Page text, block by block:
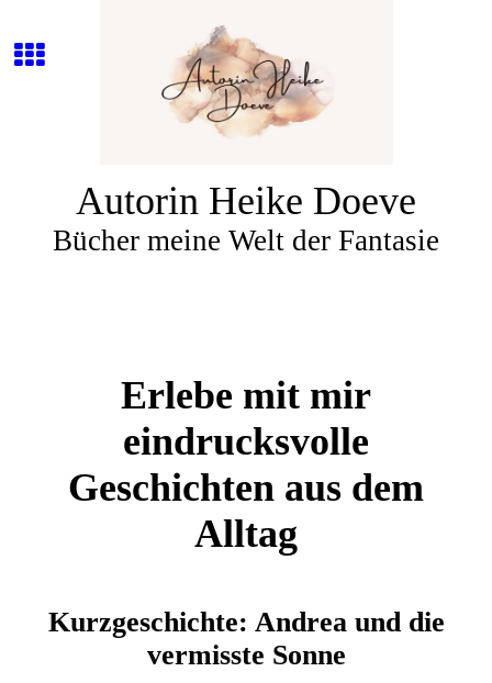
Autorin Heike Doeve
Bücher meine Welt der Fantasie
Erlebe mit mir
eindrucksvolle
Geschichten aus dem
Alltag
Kurzgeschichte: Andrea und die
vermisste Sonne